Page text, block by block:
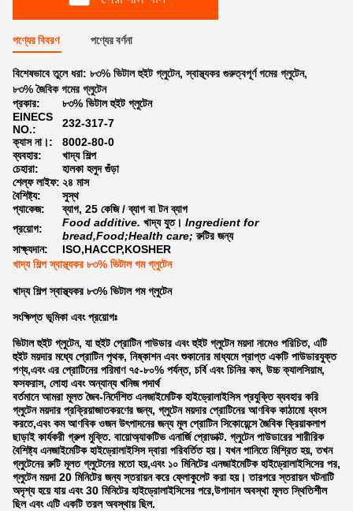
পণ্যের বিবরণ পণ্যের বর্ণনা
বিশেষভাবে তুলে ধরা: ৮৩% ভিটাল হুইট গ্লুটেন,স্বাস্থ্যকর গুরুত্বপূর্ণ গমের গ্লুটেন,
৮৩% জৈবিক গমের গ্লুটেন
প্রকার:
৮৩% ভিটাল হুইট গ্লুটেন
EINECS
NO.:
232-317-7
ক্যাস না।:
8002-80-0
ব্যবহার:
খাদ্য শিল্প
চেহারা:
হালকা হলুদ গুঁড়া
শেল্ফ লাইফ: ২৪ মাস
বৈশিষ্ট্য:
সুস্থ
প্যাকেজ:
ব্যাগ, 25 কেজি / ব্যাগ বা টন ব্যাগ
প্রয়োগ:
Food additive. খাদ্য যুত। Ingredient for
bread,Food;Health care; রুটির জন্য
সাক্ষ্যদান:
ISO,HACCP,KOSHER
খাদ্য শিল্প স্বাস্থ্যকর ৮৩% ভিটাল গম গ্লুটেন
খাদ্য শিল্প স্বাস্থ্যকর ৮৩% ভিটাল গম গ্লুটেন
সংক্ষিপ্ত ভূমিকা এবং প্রয়োগঃ
ভিটাল হুইট গ্লুটেন, যা হুইট প্রোটিন পাউডার এবং হুইট গ্লুটেন ময়দা নামেও পরিচিত, এটি
হুইট ময়দার মধ্যে প্রোটিন পৃথক, নিষ্কাশন এবং শুকানোর মাধ্যমে প্রাপ্ত একটি পাউডারযুক্ত
পণ্য,এবং এর প্রোটিনের পরিমাণ ৭৫-৮০% পর্যন্ত, চর্বি এবং চিনির কম, উচ্চ ক্যালসিয়াম,
ফসফরাস, লোহা এবং অন্যান্য খনিজ পদার্থ
বর্তমানে আমরা মূলত জৈব-নির্দেশিত এনজাইমেটিক হাইড্রোলাইসিস প্রযুক্তি ব্যবহার করি
গ্লুটেন ময়দার প্রক্রিয়াজাতকরণের জন্য, গ্লুটেন ময়দার প্রোটিনের আণবিক কাঠামো ধ্বংস
করতে,এবং কম আণবিক ওজন উৎপাদনের জন্য মূল প্রোটিন সিকোয়েন্সে জৈবিক ক্রিয়াকলাপ
ছাড়াই কার্যকরী গ্রুপ মুক্তি. বায়োঅ্যাকটিভ এনার্জি প্রোডাক্ট. গ্লুটেন পাউডারের শারীরিক
বৈশিষ্ট্য এনজাইমেটিক হাইড্রোলাইসিস দ্বারা পরিবর্তিত হয়। যখন পানিতে মিশ্রিত হয়, তখন
গ্লুটেনের রুটি মূলত গ্লুটেনের মতো হয়,এবং ১০ মিনিটের এনজাইমেটিক হাইড্রোলাইসিসের পর,
গ্লুটেন ময়দা 20 মিনিটের জন্য স্তরায়ন করে ফ্লোকুলেট করা হয়। তারপরে স্তরায়ন ঘটনাটি
অদৃশ্য হয়ে যায় এবং 30 মিনিটের হাইড্রোলাইসিসের পরে,উপাদান অবস্থা মূলত স্থিতিশীল
ছিল এবং এটি একটি তরল অবস্থায় ছিল.